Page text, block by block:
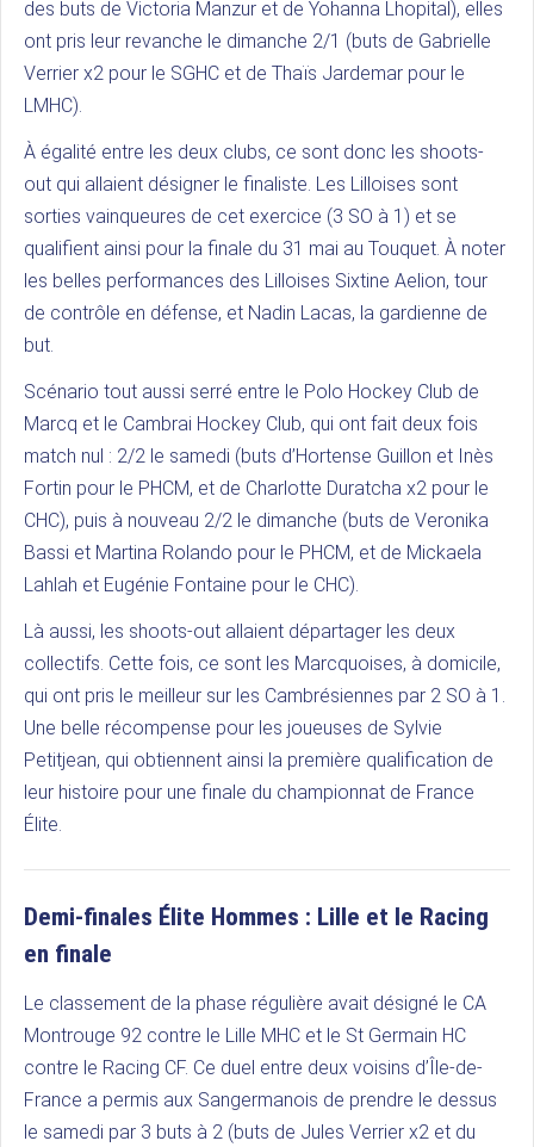
des buts de Victoria Manzur et de Yohanna Lhopital), elles
ont pris leur revanche le dimanche 2/1 (buts de Gabrielle
Verrier x2 pour le SGHC et de Thaïs Jardemar pour le
LMHC).
À égalité entre les deux clubs, ce sont donc les shoots-
out qui allaient désigner le finaliste. Les Lilloises sont
sorties vainqueures de cet exercice (3 SO à 1) et se
qualifient ainsi pour la finale du 31 mai au Touquet. À noter
les belles performances des Lilloises Sixtine Aelion, tour
de contrôle en défense, et Nadin Lacas, la gardienne de
but.
Scénario tout aussi serré entre le Polo Hockey Club de
Marcq et le Cambrai Hockey Club, qui ont fait deux fois
match nul : 2/2 le samedi (buts d’Hortense Guillon et Inès
Fortin pour le PHCM, et de Charlotte Duratcha x2 pour le
CHC), puis à nouveau 2/2 le dimanche (buts de Veronika
Bassi et Martina Rolando pour le PHCM, et de Mickaela
Lahlah et Eugénie Fontaine pour le CHC).
Là aussi, les shoots-out allaient départager les deux
collectifs. Cette fois, ce sont les Marcquoises, à domicile,
qui ont pris le meilleur sur les Cambrésiennes par 2 SO à 1.
Une belle récompense pour les joueuses de Sylvie
Petitjean, qui obtiennent ainsi la première qualification de
leur histoire pour une finale du championnat de France
Élite.
Demi-finales Élite Hommes : Lille et le Racing
en finale
Le classement de la phase régulière avait désigné le CA
Montrouge 92 contre le Lille MHC et le St Germain HC
contre le Racing CF. Ce duel entre deux voisins d’Île-de-
France a permis aux Sangermanois de prendre le dessus
le samedi par 3 buts à 2 (buts de Jules Verrier x2 et du